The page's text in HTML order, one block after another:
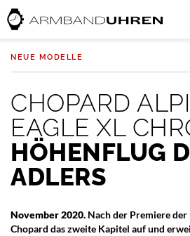
NEUE MODELLE
CHOPARD
EAGLE XL
HÖHENFLUG
ADLERS
November 2020. Nach der Premiere
Chopard das zweite Kapitel auf und